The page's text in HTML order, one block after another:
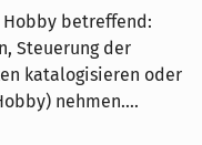
betreffend:
Steuerung der
katalogisieren oder
nehmen....